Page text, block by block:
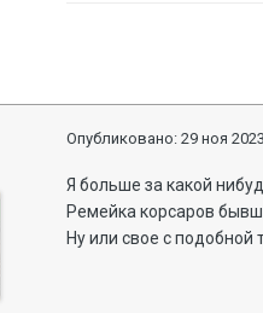
Опубликовано:29 ноя
Я больше за какой
Ремейка корсаров
Ну или свое с подобной